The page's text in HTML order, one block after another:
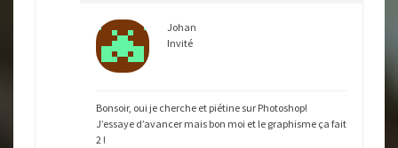
Johan
Invité
Bonsoir, oui je cherche et piétine sur Photoshop!
J’essaye d’avancer mais bon moi et le graphisme ça fait
2 !